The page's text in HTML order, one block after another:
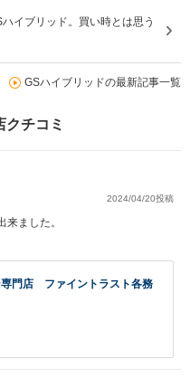
イブリッド。買い時とは思う
GSハイブリッドの最新記事一覧
チコミ
2024/04/20投稿
ました。
専門店 ファイントラスト各務